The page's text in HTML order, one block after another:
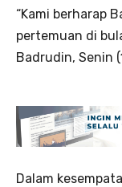
“Kami berharap
pertemuan di
Badrudin, Senin
Dalam